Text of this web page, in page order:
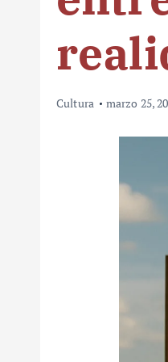
Cultura marzo 25,